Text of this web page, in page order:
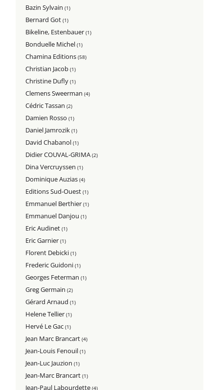
Bazin Sylvain(1)
Bernard Got(1)
Bikeline, Estenbauer(1)
Bonduelle Michel(1)
Chamina Editions(58)
Christian Jacob(1)
Christine Dufly(1)
Clemens Sweerman(4)
Cédric Tassan(2)
Damien Rosso(1)
Daniel Jamrozik(1)
David Chabanol(1)
Didier COUVAL-GRIMA(2)
Dina Vercruyssen(1)
Dominique Auzias(4)
Editions Sud-Ouest(1)
Emmanuel Berthier(1)
Emmanuel Danjou(1)
Eric Audinet(1)
Eric Garnier(1)
Florent Debicki(1)
Frederic Guidoni(1)
Georges Feterman(1)
Greg Germain(2)
Gérard Arnaud(1)
Helene Tellier(1)
Hervé Le Gac(1)
Jean Marc Brancart(4)
Jean-Louis Fenouil(1)
Jean-Luc Jauzion(1)
Jean-Marc Brancart(1)
Jean-Paul Labourdette(4)